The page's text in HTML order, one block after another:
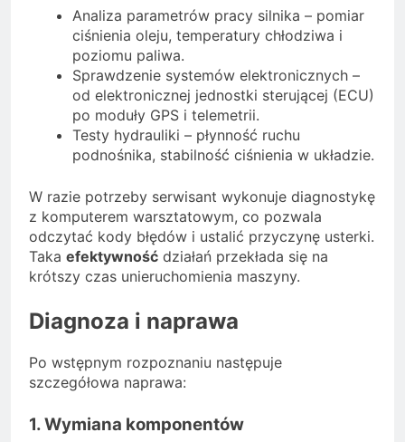
Analiza parametrów pracy silnika – pomiar
ciśnienia oleju, temperatury chłodziwa i
poziomu paliwa.
Sprawdzenie systemów elektronicznych –
od elektronicznej jednostki sterującej (ECU)
po moduły GPS i telemetrii.
Testy hydrauliki – płynność ruchu
podnośnika, stabilność ciśnienia w układzie.
W razie potrzeby serwisant wykonuje diagnostykę
z komputerem warsztatowym, co pozwala
odczytać kody błędów i ustalić przyczynę usterki.
Taka efektywność działań przekłada się na
krótszy czas unieruchomienia maszyny.
Diagnoza i naprawa
Po wstępnym rozpoznaniu następuje
szczegółowa naprawa:
1. Wymiana komponentów